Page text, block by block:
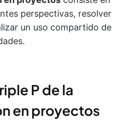
perspectivas, resolver
un uso compartido de
P de la
en proyectos